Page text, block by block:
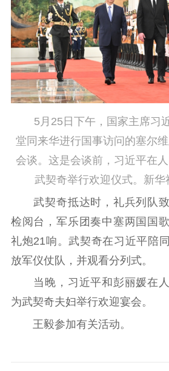
5月25日下午，国家主席习
堂同来华进行国事访问的塞尔
会谈。这是会谈前，习近平在
武契奇举行欢迎仪式。新华
武契奇抵达时，礼兵列队致
检阅台，军乐团奏中塞两国国
礼炮21响。武契奇在习近平陪
放军仪仗队，并观看分列式。
当晚，习近平和彭丽媛在人
为武契奇夫妇举行欢迎宴会。
王毅参加有关活动。